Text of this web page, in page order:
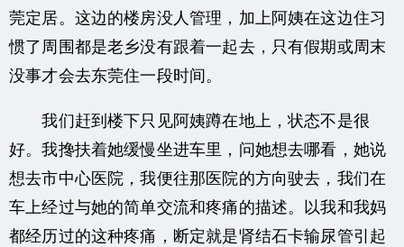
莞定居。这边的楼房没人管理，加上阿姨在这边住习
惯了周围都是老乡没有跟着一起去，只有假期或周末
没事才会去东莞住一段时间。
我们赶到楼下只见阿姨蹲在地上，状态不是很
好。我搀扶着她缓慢坐进车里，问她想去哪看，她说
想去市中心医院，我便往那医院的方向驶去，我们在
车上经过与她的简单交流和疼痛的描述。以我和我妈
都经历过的这种疼痛，断定就是肾结石卡输尿管引起